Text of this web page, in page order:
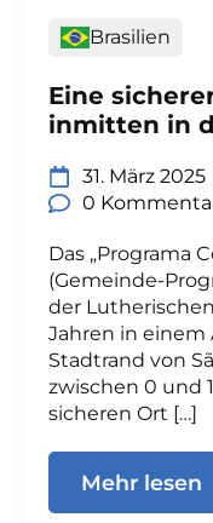
Brasilien
Eine
inmitten in
31. März 2025
0
Das „Programa
(Gemeinde-
der
Jahren in
Stadtrand von
zwischen 0 und
sicheren Ort […]
Mehr lesen